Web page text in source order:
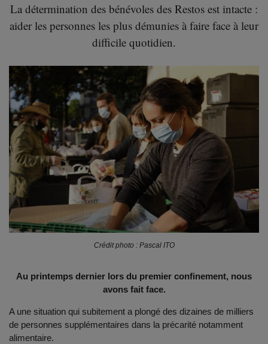
La détermination des bénévoles des Restos est intacte :
aider les personnes les plus démunies à faire face à leur
difficile quotidien.
Crédit photo : Pascal ITO
Au printemps dernier lors du premier confinement, nous
avons fait face.
A une situation qui subitement a plongé des dizaines de milliers
de personnes supplémentaires dans la précarité notamment
alimentaire.